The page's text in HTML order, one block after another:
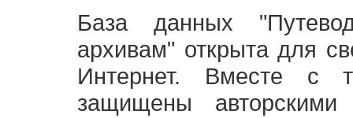
База данных
архивам" открыта для
Интернет. Вместе с
защищены